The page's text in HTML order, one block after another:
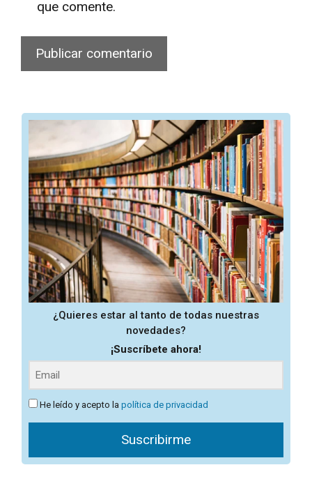
que comente.
¿Quieres estar al tanto de todas nuestras
novedades?
¡Suscríbete ahora!
He leído y acepto lapolítica de privacidad
Suscribirme